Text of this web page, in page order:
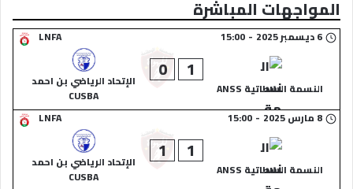
المواجهات المباشرة
LNFA 6 ديسمبر 2025 -
15:00
النسمة السطاتية ANSS
1
0
الإتحاد الرياضي بن احمد
CUSBA
LNFA
8 مارس 2025 -
15:00
النسمة السطاتية ANSS
1
1
الإتحاد الرياضي بن احمد
CUSBA